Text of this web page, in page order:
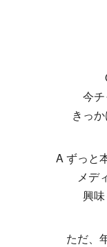
今
きっ
A ずっと
メデ
興味
ただ、